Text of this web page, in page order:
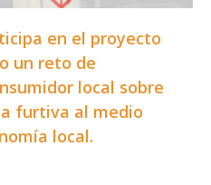
en el proyecto
un reto de
local sobre
furtiva al medio
local.